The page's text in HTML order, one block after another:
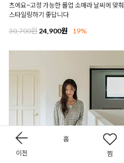
이전
홈
찜
츠에요~고정 가능한 롤업 소매라 날씨에 맞춰
스타일링하기 좋답니다
30,700원 24,900원 19%